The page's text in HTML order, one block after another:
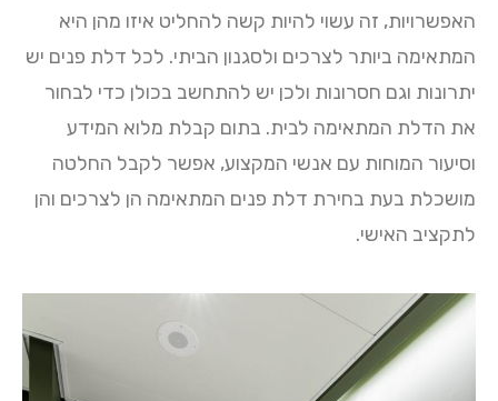
האפשרויות, זה עשוי להיות קשה להחליט איזו מהן היא
המתאימה ביותר לצרכים ולסגנון הביתי. לכל דלת פנים יש
יתרונות וגם חסרונות ולכן יש להתחשב בכולן כדי לבחור
את הדלת המתאימה לבית. בתום קבלת מלוא המידע
וסיעור המוחות עם אנשי המקצוע, אפשר לקבל החלטה
מושכלת בעת בחירת דלת פנים המתאימה הן לצרכים והן
לתקציב האישי.